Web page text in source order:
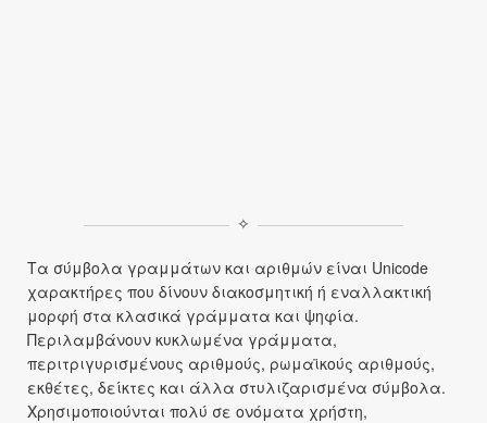
✧
Τα σύμβολα γραμμάτων και αριθμών είναι Unicode
χαρακτήρες που δίνουν διακοσμητική ή εναλλακτική
μορφή στα κλασικά γράμματα και ψηφία.
Περιλαμβάνουν κυκλωμένα γράμματα,
περιτριγυρισμένους αριθμούς, ρωμαϊκούς αριθμούς,
εκθέτες, δείκτες και άλλα στυλιζαρισμένα σύμβολα.
Χρησιμοποιούνται πολύ σε ονόματα χρήστη,